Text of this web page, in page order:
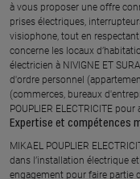
à vous proposer une offre
prises électriques,
visiophone, tout en
concerne les locaux
électricien à NIVIGNE ET
d'ordre personnel
(commerces, bureaux
POUPLIER ELECTRICITE
Expertise et compétences
​MIKAEL POUPLIER
dans l’installation électrique
engagement pour faire partie